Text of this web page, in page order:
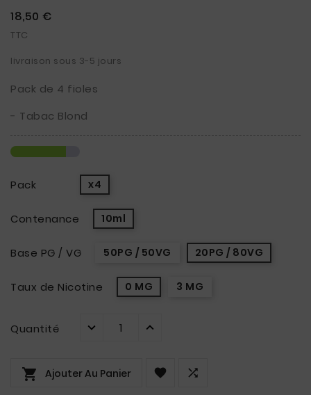
18,50 €
TTC
livraison sous 3-5 jours
Pack de 4 fioles
- Tabac Blond
Pack x4
Contenance 10ml
Base PG / VG 50PG / 50VG 20PG / 80VG
Taux de Nicotine 0 MG 3 MG
Quantité
 Ajouter Au Panier  